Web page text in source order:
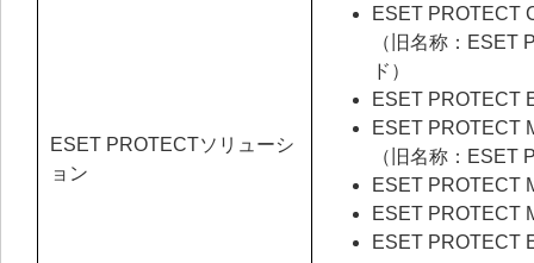
ESET PROTECTソリューシ
ョン
ESET PROTECT
（旧名称：ESET
ド）
ESET PROTECT
ESET PROTECT
（旧名称：ESET
ESET PROTECT
ESET PROTECT
ESET PROTECT